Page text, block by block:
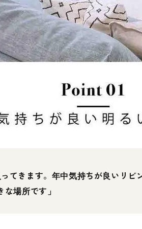
てきます。年中気持ちが良いリビ
場所です」